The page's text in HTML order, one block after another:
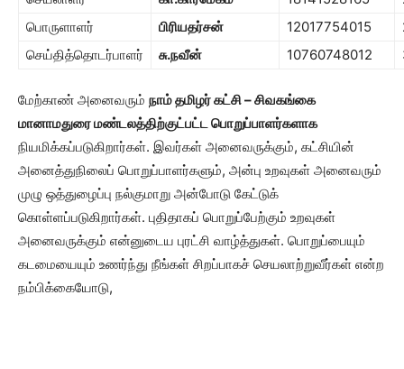
பொருளாளர்
பிரியதர்சன் 12017754015
செய்தித்தொடர்பாளர்
சு.நவீன் 10760748012
மேற்காண் அனைவரும் நாம் தமிழர் கட்சி – சிவகங்கை
மானாமதுரை மண்டலத்திற்குட்பட்ட பொறுப்பாளர்களாக
நியமிக்கப்படுகிறார்கள். இவர்கள் அனைவருக்கும், கட்சியின்
அனைத்துநிலைப் பொறுப்பாளர்களும், அன்பு உறவுகள் அனைவரும்
முழு ஒத்துழைப்பு நல்குமாறு அன்போடு கேட்டுக்
கொள்ளப்படுகிறார்கள். புதிதாகப் பொறுப்பேற்கும் உறவுகள்
அனைவருக்கும் என்னுடைய புரட்சி வாழ்த்துகள். பொறுப்பையும்
கடமையையும் உணர்ந்து நீங்கள் சிறப்பாகச் செயலாற்றுவீர்கள் என்ற
நம்பிக்கையோடு,